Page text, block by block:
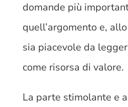
domande più
quell’argomento e,
sia piacevole da
come risorsa di valore.
La parte stimolante e